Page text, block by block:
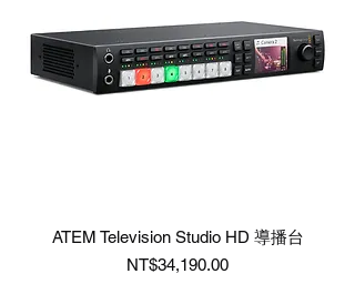
ATEM Television Studio HD 導播台
價格
NT$34,190.00